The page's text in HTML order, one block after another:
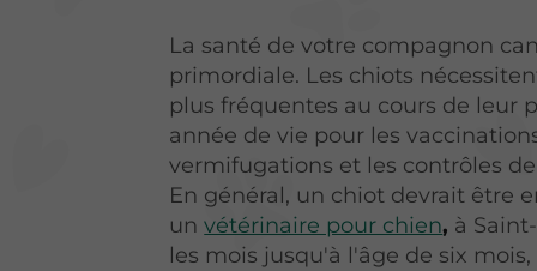
La santé de votre compagnon
primordiale. Les chiots
plus fréquentes au cours de leur
année de vie pour les
vermifugations et les contrôles
En général, un chiot devrait être
unvétérinaire pour chien, à
les mois jusqu'à l'âge de six